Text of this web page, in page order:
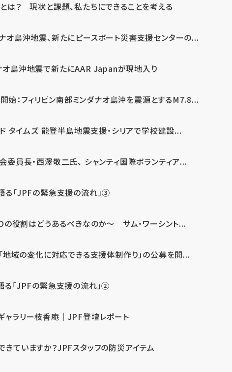
とは？ 現状と課題、私たちにできることを考える
ナオ島沖地震、新たにピースボート災害支援センターの...
オ島沖地震で新たにAAR Japanが現地入り
始：フィリピン南部ミンダナオ島沖を震源とするM7.8...
タイムズ 能登半島地震支援・シリアで学校建設...
員長・西澤敬二氏、 シャンティ国際ボランティア...
る「JPFの緊急支援の流れ」③
の役割はどうあるべきなのか～ サム・ワーシント...
地域の変化に対応できる支援体制作り」の公募を開...
る「JPFの緊急支援の流れ」②
ャラリー枝香庵｜JPF登壇レポート
きていますか？JPFスタッフの防災アイテム